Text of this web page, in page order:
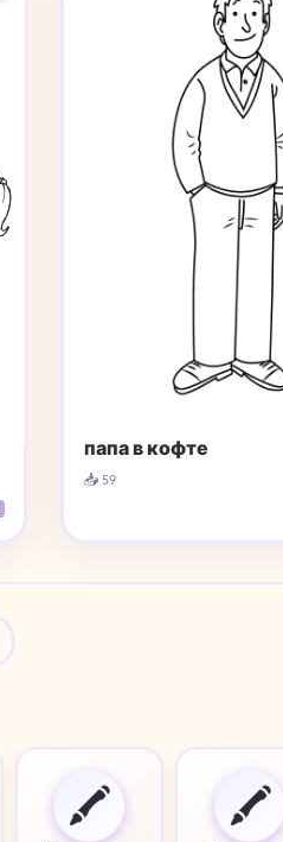
папа в кофте
📥 59
🖍️ 🖍️